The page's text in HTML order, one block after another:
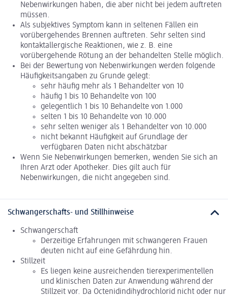
Nebenwirkungen haben, die aber nicht bei jedem auftreten
müssen.
Als subjektives Symptom kann in seltenen Fällen ein
vorübergehendes Brennen auftreten. Sehr selten sind
kontaktallergische Reaktionen, wie z. B. eine
vorübergehende Rötung an der behandelten Stelle möglich.
Bei der Bewertung von Nebenwirkungen werden folgende
Häufigkeitsangaben zu Grunde gelegt:
sehr häufig mehr als 1 Behandelter von 10
häufig 1 bis 10 Behandelte von 100
gelegentlich 1 bis 10 Behandelte von 1.000
selten 1 bis 10 Behandelte von 10.000
sehr selten weniger als 1 Behandelter von 10.000
nicht bekannt Häufigkeit auf Grundlage der
verfügbaren Daten nicht abschätzbar
Wenn Sie Nebenwirkungen bemerken, wenden Sie sich an
Ihren Arzt oder Apotheker. Dies gilt auch für
Nebenwirkungen, die nicht angegeben sind.
Schwangerschafts- und Stillhinweise
Schwangerschaft
Derzeitige Erfahrungen mit schwangeren Frauen
deuten nicht auf eine Gefährdung hin.
Stillzeit
Es liegen keine ausreichenden tierexperimentellen
und klinischen Daten zur Anwendung während der
Stillzeit vor. Da Octenidindihydrochlorid nicht oder nur